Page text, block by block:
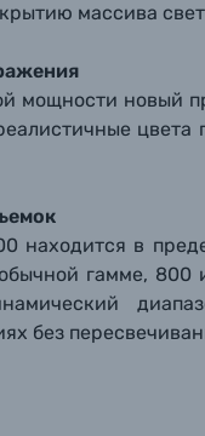
массива
мощности новый
находится в
гамме,
без